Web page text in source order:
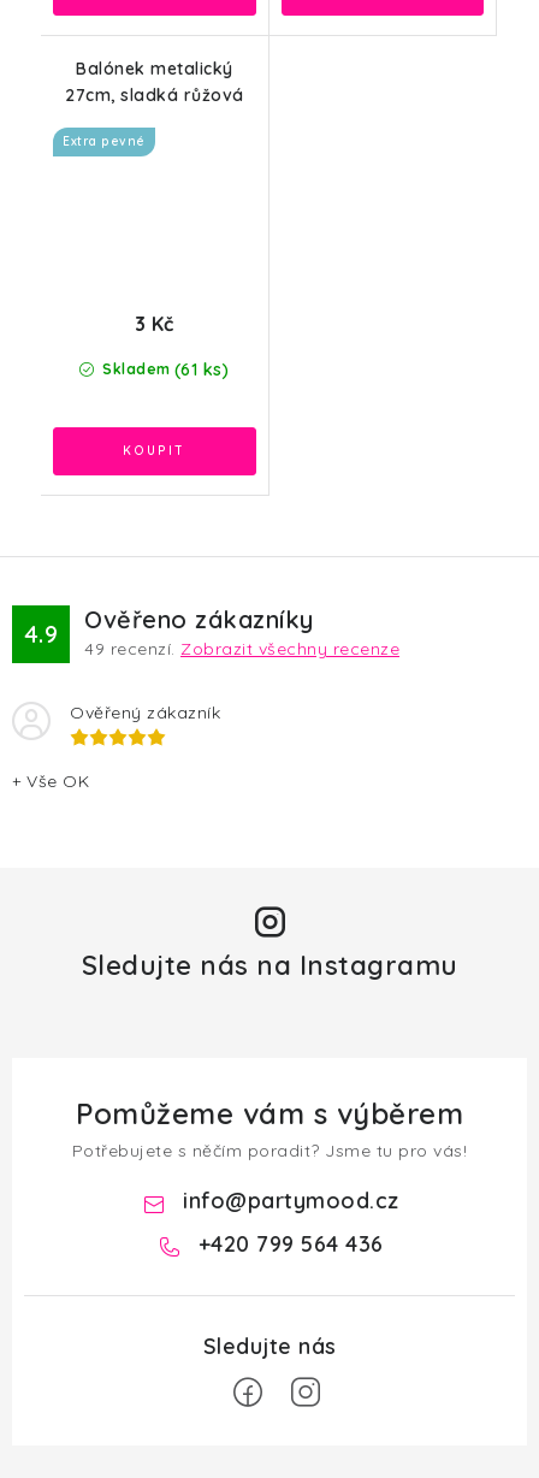
Balónek metalický
27cm, sladká růžová
Extra pevné
Skladem (61 ks)
3 Kč
4.9 Ověřeno zákazníky
49 recenzí. Zobrazit všechny recenze
Ověřený zákazník
+ Vše OK
Sledujte nás na Instagramu
Pomůžeme vám s výběrem
Potřebujete s něčím poradit? Jsme tu pro vás!
info@partymood.cz
+420 799 564 436